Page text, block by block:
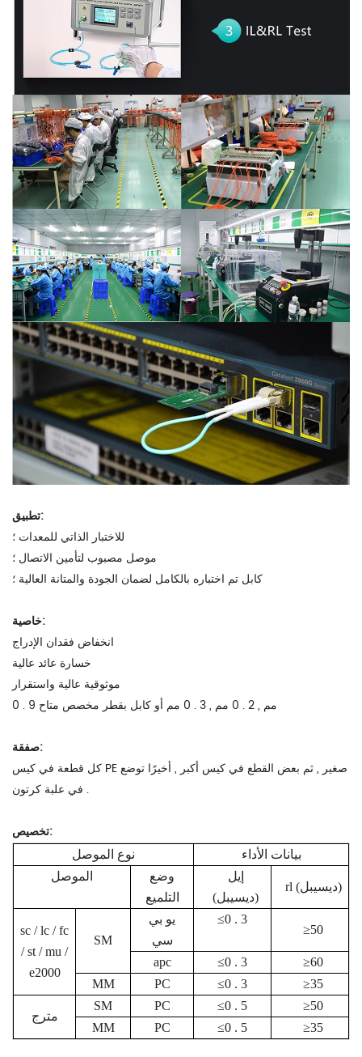
تطبيق:
للاختبار الذاتي للمعدات ؛
موصل مصبوب لتأمين الاتصال ؛
كابل تم اختباره بالكامل لضمان الجودة والمتانة العالية ؛
خاصية:
انخفاض فقدان الإدراج
خسارة عائد عالية
موثوقية عالية واستقرار
0 . 9 مم , 2 . 0 مم , 3 . 0 مم أو كابل بقطر مخصص متاح
صفقة:
كل قطعة في كيس PE صغير , ثم بعض القطع في كيس أكبر , أخيرًا توضع
في علبة كرتون .
تخصيص:
نوع الموصل
بيانات الأداء
الموصل
وضع
التلميع
إيل
(ديسيبل)
rl (ديسيبل)
sc / lc / fc
/ st / mu /
e2000
SM
يو بي
سي
≤0 . 3
≥50
apc ≤0 . 3
≥60
MM
PC ≤0 . 3 ≥35
مترج
SM PC ≤0 . 5
≥50
MM
PC ≤0 . 5 ≥35